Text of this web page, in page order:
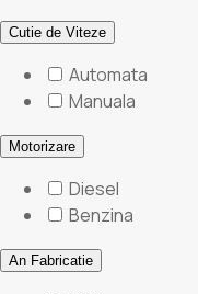
Cutie de Viteze
Automata
Manuala
Motorizare
Diesel
Benzina
An Fabricatie